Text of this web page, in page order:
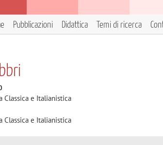
Pubblicazioni Didattica Temi di ricerca
e Italianistica
e Italianistica